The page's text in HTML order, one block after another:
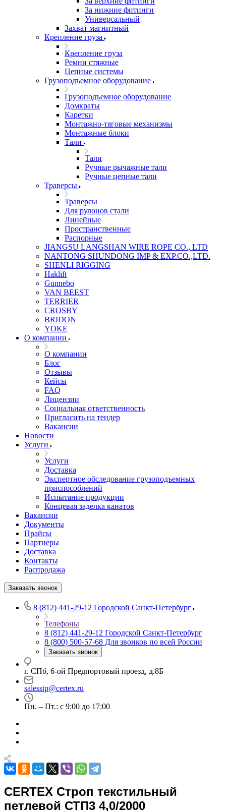
За нижние фитинги
Универсальный
Захват магнитный
Крепление груза
Крепление груза
Ремни стяжные
Цепные системы
Грузоподъемное оборудование
Грузоподъемное оборудование
Домкраты
Каретки
Монтажно-тяговые механизмы
Монтажные блоки
Тали
Тали
Ручные рычажные тали
Ручные цепные тали
Траверсы
Траверсы
Для рулонов стали
Линейные
Пространственные
Распорные
JIANGSU LANGSHAN WIRE ROPE CO., LTD
NANTONG SHUNDONG IMP & EXP.CO.,LTD.
SHENLI RIGGING
Haklift
Gunnebo
VAN BEEST
TERRIER
CROSBY
BRIDON
YOKE
О компании
О компании
Блог
Отзывы
Кейсы
FAQ
Лицензии
Социальная ответственность
Пригласить на тендер
Вакансии
Новости
Услуги
Услуги
Доставка
Экспертное обследование грузоподъемных
приспособлений
Испытание продукции
Концевая заделка канатов
Вакансии
Документы
Прайсы
Партнеры
Доставка
Контакты
Распродажа
Заказать звонок
8 (812) 441-29-12 Городской Санкт-Петербург
Телефоны
8 (812) 441-29-12 Городской Санкт-Петербург
8 (800) 500-57-68 Для звонков по всей России
Заказать звонок
г. СПб, 6-ой Предпортовый проезд, д.8Б
salesstp@certex.ru
Пн. – Пт.: с 9:00 до 17:00
CERTEX Строп текстильный
петлевой СТП3 4,0/2000